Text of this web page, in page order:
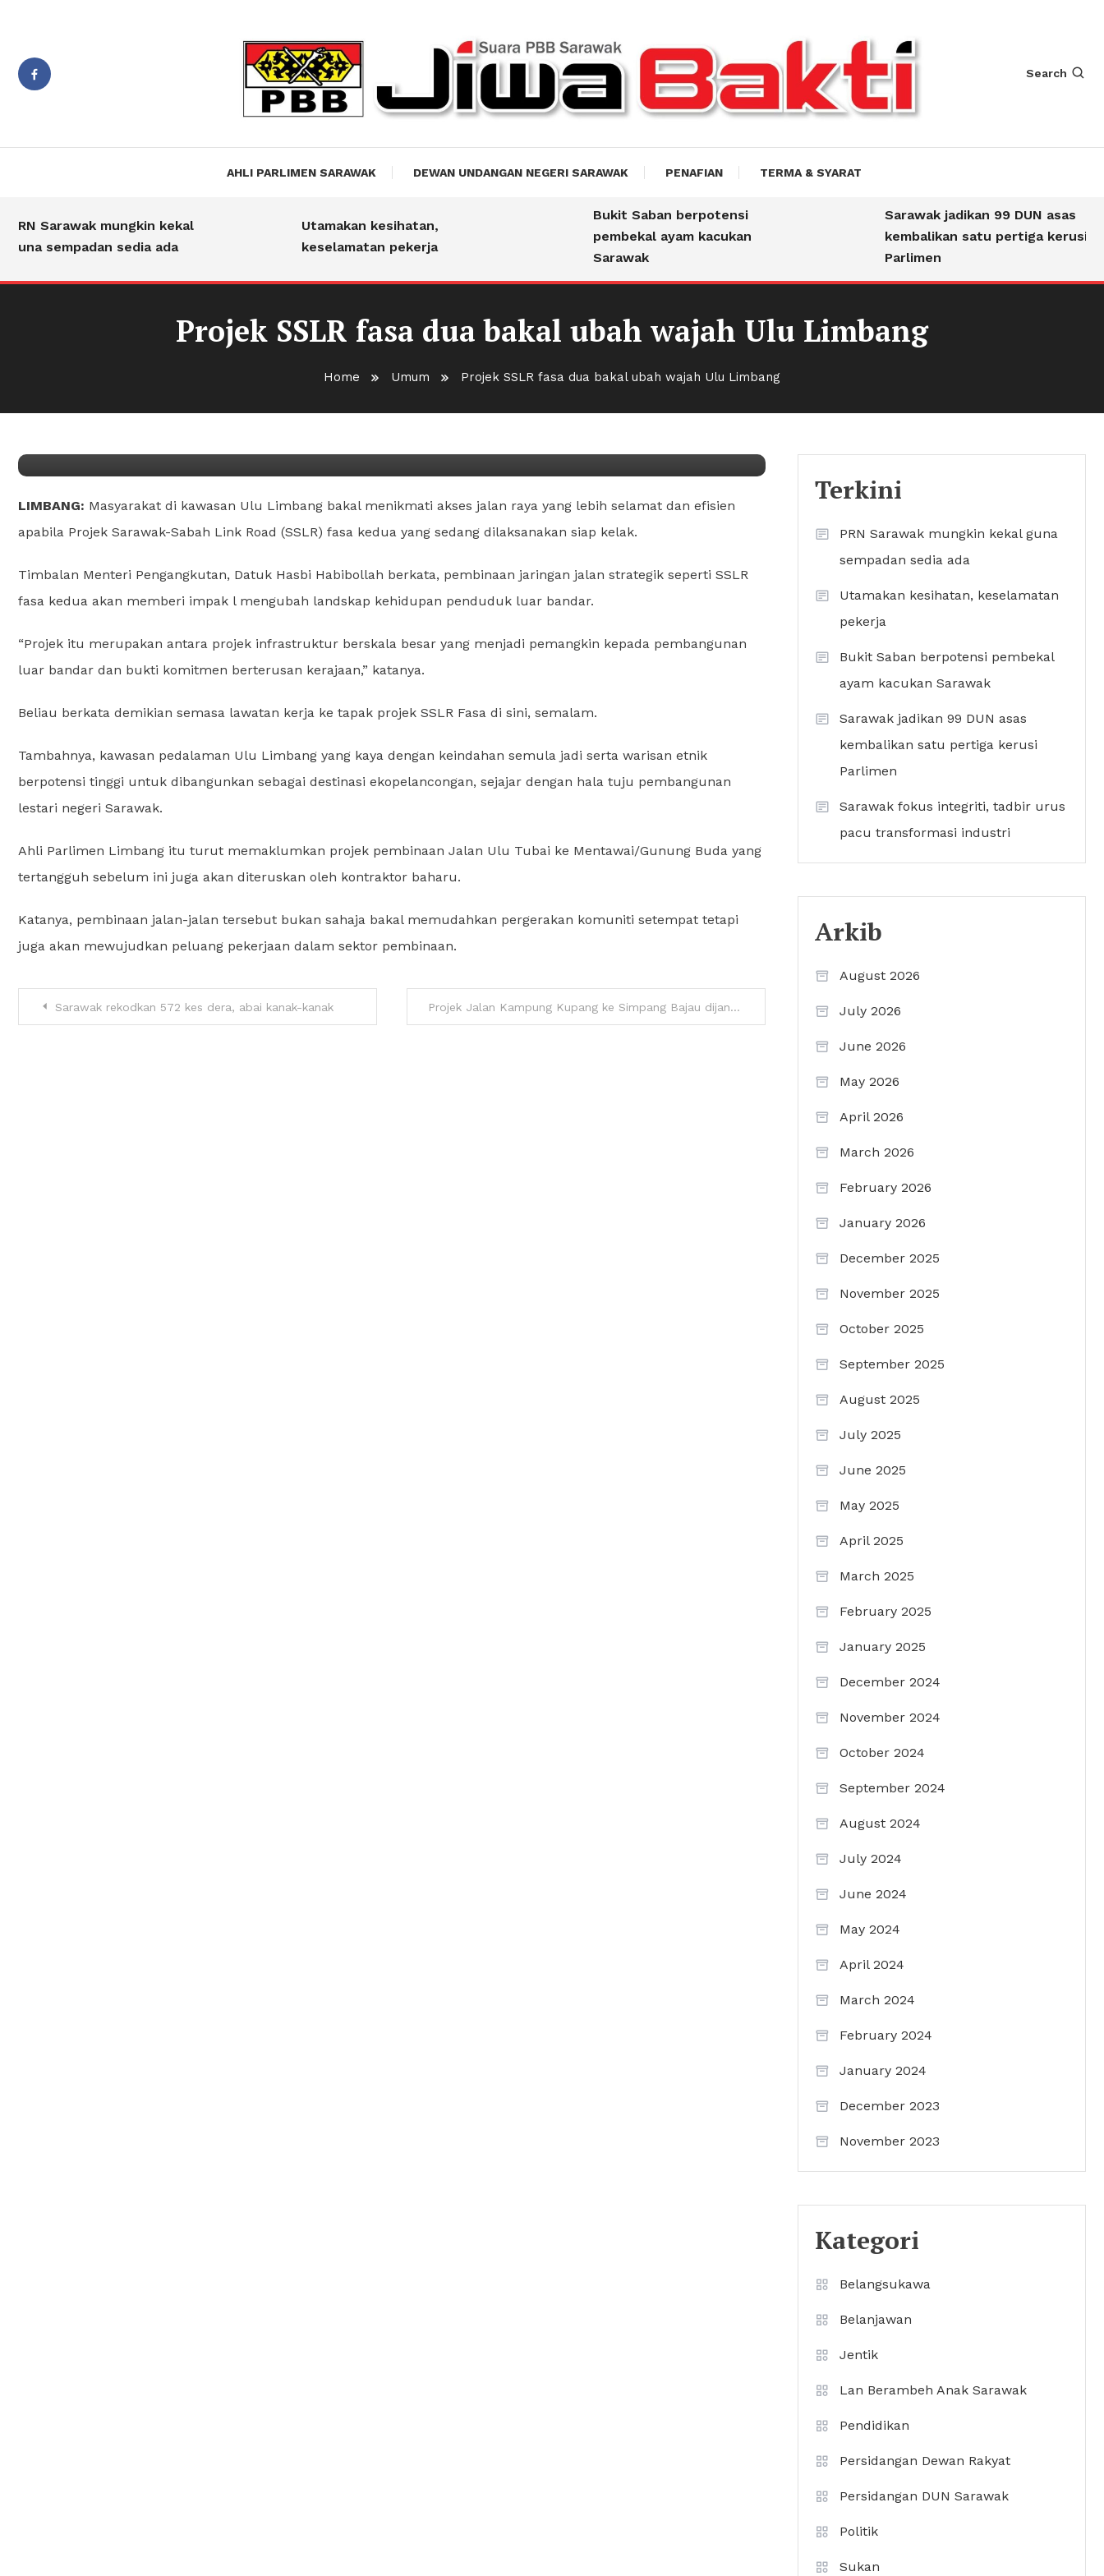
Jiwa Bakti
Search
AHLI PARLIMEN SARAWAK DEWAN UNDANGAN NEGERI SARAWAK PENAFIAN TERMA & SYARAT
Sarawak mungkin kekal
sempadan sedia ada
Utamakan kesihatan,
keselamatan pekerja
Bukit Saban berpotensi
pembekal ayam kacukan
Sarawak
Sarawak jadikan 99 DUN asas
kembalikan satu pertiga kerusi
Parlimen
Projek SSLR fasa dua bakal ubah wajah Ulu Limbang
Home Umum Projek SSLR fasa dua bakal ubah wajah Ulu Limbang
LIMBANG: Masyarakat di kawasan Ulu Limbang bakal menikmati akses jalan raya yang lebih selamat dan efisien
apabila Projek Sarawak-Sabah Link Road (SSLR) fasa kedua yang sedang dilaksanakan siap kelak.
Timbalan Menteri Pengangkutan, Datuk Hasbi Habibollah berkata, pembinaan jaringan jalan strategik seperti SSLR
fasa kedua akan memberi impak l mengubah landskap kehidupan penduduk luar bandar.
“Projek itu merupakan antara projek infrastruktur berskala besar yang menjadi pemangkin kepada pembangunan
luar bandar dan bukti komitmen berterusan kerajaan,” katanya.
Beliau berkata demikian semasa lawatan kerja ke tapak projek SSLR Fasa di sini, semalam.
Tambahnya, kawasan pedalaman Ulu Limbang yang kaya dengan keindahan semula jadi serta warisan etnik
berpotensi tinggi untuk dibangunkan sebagai destinasi ekopelancongan, sejajar dengan hala tuju pembangunan
lestari negeri Sarawak.
Ahli Parlimen Limbang itu turut memaklumkan projek pembinaan Jalan Ulu Tubai ke Mentawai/Gunung Buda yang
tertangguh sebelum ini juga akan diteruskan oleh kontraktor baharu.
Katanya, pembinaan jalan-jalan tersebut bukan sahaja bakal memudahkan pergerakan komuniti setempat tetapi
juga akan mewujudkan peluang pekerjaan dalam sektor pembinaan.
Sarawak rekodkan 572 kes dera, abai kanak-kanak Projek Jalan Kampung Kupang ke Simpang Bajau dijangka siap September 2027
Terkini
PRN Sarawak mungkin kekal guna
sempadan sedia ada
Utamakan kesihatan, keselamatan
pekerja
Bukit Saban berpotensi pembekal
ayam kacukan Sarawak
Sarawak jadikan 99 DUN asas
kembalikan satu pertiga kerusi
Parlimen
Sarawak fokus integriti, tadbir urus
pacu transformasi industri
Arkib
August 2026
July 2026
June 2026
May 2026
April 2026
March 2026
February 2026
January 2026
December 2025
November 2025
October 2025
September 2025
August 2025
July 2025
June 2025
May 2025
April 2025
March 2025
February 2025
January 2025
December 2024
November 2024
October 2024
September 2024
August 2024
July 2024
June 2024
May 2024
April 2024
March 2024
February 2024
January 2024
December 2023
November 2023
Kategori
Belangsukawa
Belanjawan
Jentik
Lan Berambeh Anak Sarawak
Pendidikan
Persidangan Dewan Rakyat
Persidangan DUN Sarawak
Politik
Sukan